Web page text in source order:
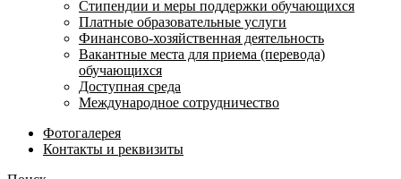
Стипендии и меры поддержки обучающихся
Платные образовательные услуги
Финансово-хозяйственная деятельность
Вакантные места для приема (перевода)
обучающихся
Доступная среда
Международное сотрудничество
Фотогалерея
Контакты и реквизиты